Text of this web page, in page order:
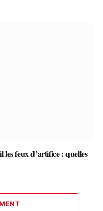
feux d’artifice : quelles